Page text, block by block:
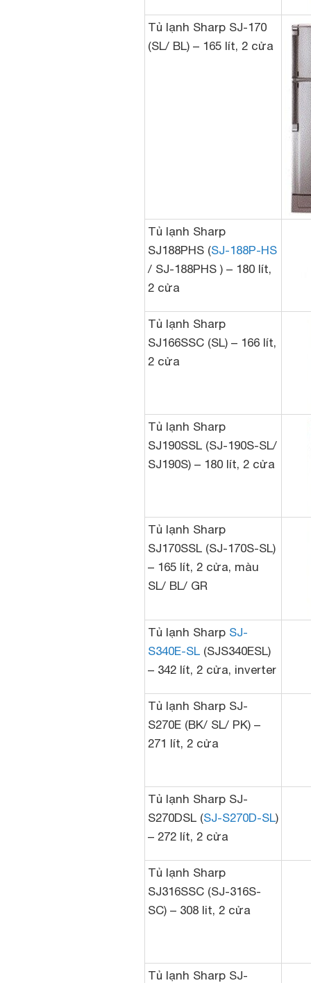
Tủ lạnh Sharp SJ-170
(SL/ BL) – 165 lít, 2 cửa
Tủ lạnh Sharp
SJ188PHS (SJ-188P-HS
/ SJ-188PHS ) – 180 lít,
2 cửa
Tủ lạnh Sharp
SJ166SSC (SL) – 166 lít,
2 cửa
Tủ lạnh Sharp
SJ190SSL (SJ-190S-SL/
SJ190S) – 180 lít, 2 cửa
Tủ lạnh Sharp
SJ170SSL (SJ-170S-SL)
– 165 lít, 2 cửa, màu
SL/ BL/ GR
Tủ lạnh Sharp SJ-
S340E-SL (SJS340ESL)
– 342 lít, 2 cửa, inverter
Tủ lạnh Sharp SJ-
S270E (BK/ SL/ PK) –
271 lít, 2 cửa
Tủ lạnh Sharp SJ-
S270DSL (SJ-S270D-SL)
– 272 lít, 2 cửa
Tủ lạnh Sharp
SJ316SSC (SJ-316S-
SC) – 308 lit, 2 cửa
Tủ lạnh Sharp SJ-